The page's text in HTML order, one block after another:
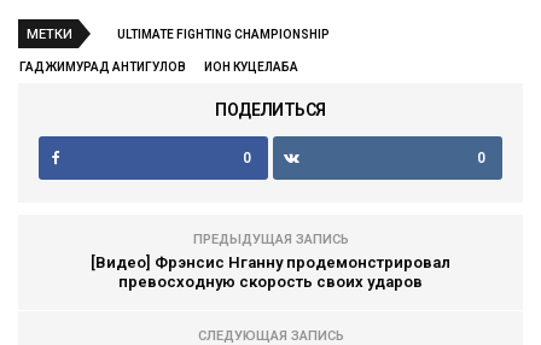
МЕТКИ ULTIMATE FIGHTING CHAMPIONSHIP
ГАДЖИМУРАД АНТИГУЛОВ ИОН КУЦЕЛАБА
ПОДЕЛИТЬСЯ
0 0
ПРЕДЫДУЩАЯ ЗАПИСЬ
[Видео] Фрэнсис Нганну продемонстрировал
превосходную скорость своих ударов
СЛЕДУЮЩАЯ ЗАПИСЬ